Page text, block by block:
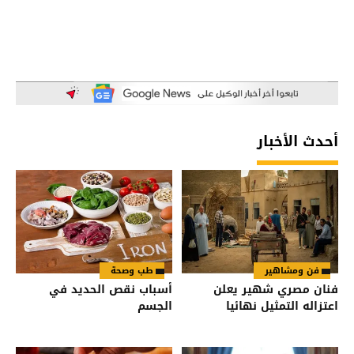
أحدث الأخبار
فن ومشاهير
فنان مصري شهير يعلن
اعتزاله التمثيل نهائيا
طب وصحة
أسباب نقص الحديد في
الجسم